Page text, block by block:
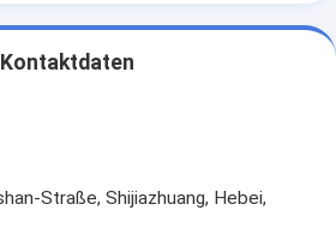
Kontaktdaten
Straße, Shijiazhuang, Hebei,